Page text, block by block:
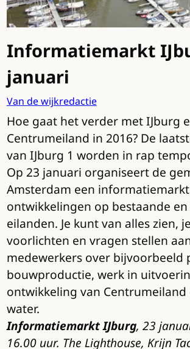
Informatiemarkt
januari
Van de wijkredactie
Hoe gaat het verder met IJburg
Centrumeiland in 2016? De
van IJburg 1 worden in rap
Op 23 januari organiseert de
Amsterdam een
ontwikkelingen op bestaande
eilanden. Je kunt van alles zien,
voorlichten en vragen stellen
medewerkers over bijvoorbeeld
bouwproductie, werk in
ontwikkeling van Centrumeiland
water.
Informatiemarkt IJburg, 23
16.00 uur. The Lighthouse, Krijn